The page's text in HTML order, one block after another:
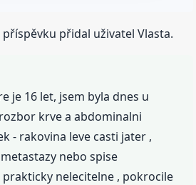
přidal uživatel Vlasta.
je 16 let, jsem byla dnes u
krve a abdominalni
- rakovina leve casti jater ,
nebo spise
nelecitelne , pokrocile